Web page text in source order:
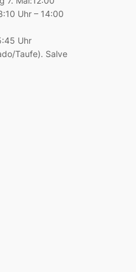
Uhr – 14:00
Uhr
Taufe). Salve